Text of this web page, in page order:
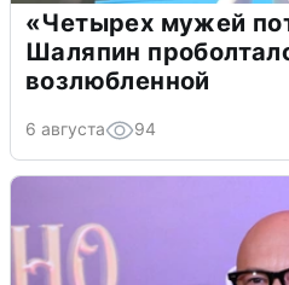
«Четырех мужей
Шаляпин
возлюбленной
6 августа 94